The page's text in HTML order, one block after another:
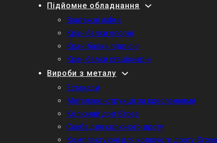
Підйомне обладнання
Вантажні ліфти
Кран балки опорні
Кран-балки підвісні
Кран балки стаціонарні
Вироби з металу
Естакади
Металоконструкції за кресленнями
Колючий дріт Єгоза
Скоба для колючого дроту
Комплектуючі для колючого дроту Єгоза